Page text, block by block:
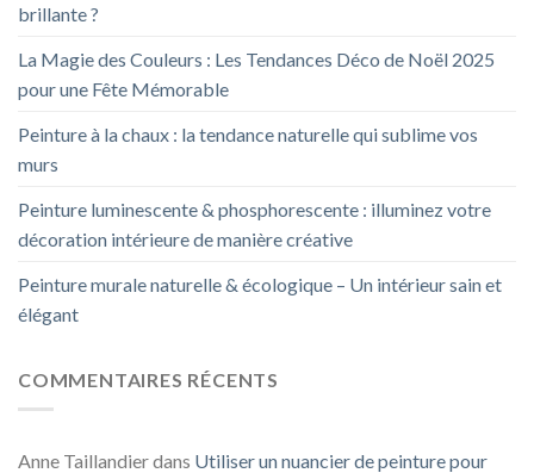
brillante ?
La Magie des Couleurs : Les Tendances Déco de Noël 2025
pour une Fête Mémorable
Peinture à la chaux : la tendance naturelle qui sublime vos
murs
Peinture luminescente & phosphorescente : illuminez votre
décoration intérieure de manière créative
Peinture murale naturelle & écologique – Un intérieur sain et
élégant
COMMENTAIRES RÉCENTS
Anne Taillandierdans Utiliser un nuancier de peinture pour